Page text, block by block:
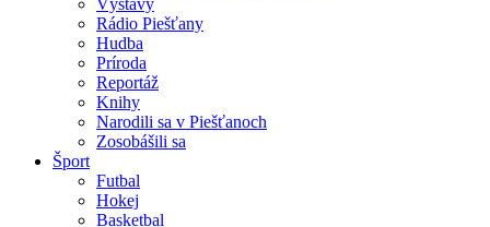
Výstavy
Rádio Piešťany
Hudba
Príroda
Reportáž
Knihy
Narodili sa v Piešťanoch
Zosobášili sa
Šport
Futbal
Hokej
Basketbal